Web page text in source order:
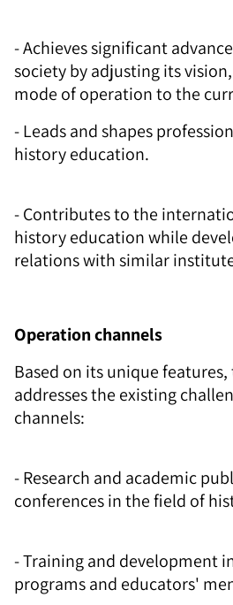
- Achieves significant
society by adjusting its
mode of operation to the
- Leads and shapes
history education.
- Contributes to the
history education while
relations with similar
Operation channels
Based on its unique
addresses the existing
channels:
- Research and academic
conferences in the field of
- Training and development
programs and educators'